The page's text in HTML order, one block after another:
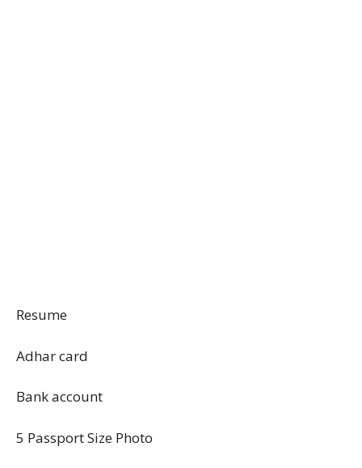
Resume
Adhar card
Bank account
5 Passport Size Photo